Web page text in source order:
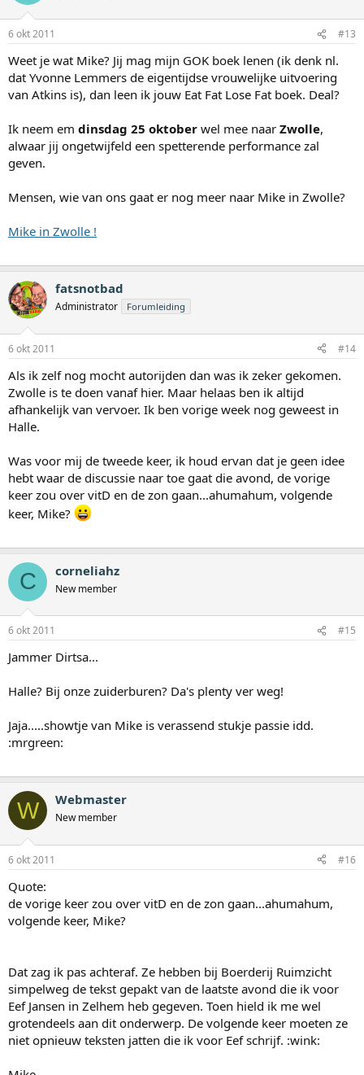
6 okt 2011 #13
Weet je wat Mike? Jij mag mijn GOK boek lenen (ik denk nl.
dat Yvonne Lemmers de eigentijdse vrouwelijke uitvoering
van Atkins is), dan leen ik jouw Eat Fat Lose Fat boek. Deal?
Ik neem em dinsdag 25 oktober wel mee naar Zwolle,
alwaar jij ongetwijfeld een spetterende performance zal
geven.
Mensen, wie van ons gaat er nog meer naar Mike in Zwolle?
Mike in Zwolle !
fatsnotbad
Administrator Forumleiding
6 okt 2011 #14
Als ik zelf nog mocht autorijden dan was ik zeker gekomen.
Zwolle is te doen vanaf hier. Maar helaas ben ik altijd
afhankelijk van vervoer. Ik ben vorige week nog geweest in
Halle.
Was voor mij de tweede keer, ik houd ervan dat je geen idee
hebt waar de discussie naar toe gaat die avond, de vorige
keer zou over vitD en de zon gaan...ahumahum, volgende
keer, Mike?
C corneliahz
New member
6 okt 2011 #15
Jammer Dirtsa...
Halle? Bij onze zuiderburen? Da's plenty ver weg!
Jaja.....showtje van Mike is verassend stukje passie idd.
:mrgreen:
W Webmaster
New member
6 okt 2011 #16
Quote:
de vorige keer zou over vitD en de zon gaan...ahumahum,
volgende keer, Mike?
Dat zag ik pas achteraf. Ze hebben bij Boerderij Ruimzicht
simpelweg de tekst gepakt van de laatste avond die ik voor
Eef Jansen in Zelhem heb gegeven. Toen hield ik me wel
grotendeels aan dit onderwerp. De volgende keer moeten ze
niet opnieuw teksten jatten die ik voor Eef schrijf. :wink: